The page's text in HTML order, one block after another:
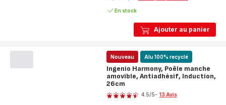
Ajouter au panier
En stock
Nouveau Alu 100% recyclé
Ingenio Harmony, Poêle manche
amovible, Antiadhésif, Induction,
26cm
Note
4.5/5- 13 Avis